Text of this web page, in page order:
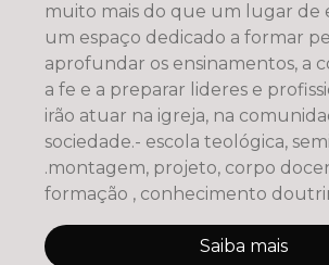
muito mais do que um lugar de
um espaço dedicado a formar
aprofundar os ensinamentos, a
a fe e a preparar lideres e
irão atuar na igreja, na
sociedade.- escola teológica, seminário
.montagem, projeto, corpo
formação , conhecimento
Saiba mais